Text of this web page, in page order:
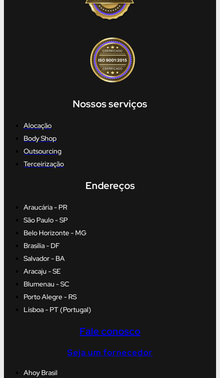
Nossos serviços
Alocação
Body Shop
Outsourcing
Terceirização
Endereços
Araucária - PR
São Paulo - SP
Belo Horizonte - MG
Brasília - DF
Salvador - BA
Aracaju - SE
Blumenau - SC
Porto Alegre - RS
Lisboa - PT (Portugal)
Fale conosco
Seja um fornecedor
Ahoy Brasil